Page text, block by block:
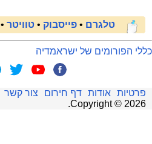
טלגרם • פייסבוק • טוויטר •
כללי הפורומים של ישראמדיה
פרטיות אודות דף חירום צור קשר
Copyright © 2026
.